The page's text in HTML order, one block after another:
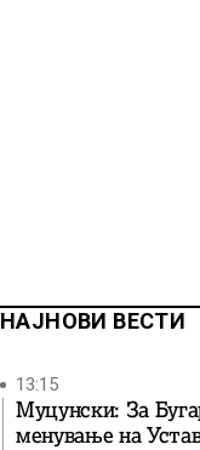
НАЈНОВИ ВЕСТИ
13:15
Муцунски: За
менување на